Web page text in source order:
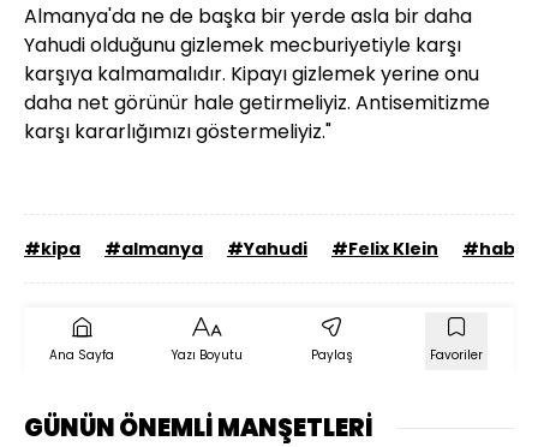
Almanya'da ne de başka bir yerde asla bir daha
Yahudi olduğunu gizlemek mecburiyetiyle karşı
karşıya kalmamalıdır. Kipayı gizlemek yerine onu
daha net görünür hale getirmeliyiz. Antisemitizme
karşı kararlığımızı göstermeliyiz."
#kipa #almanya #Yahudi #Felix Klein
Ana Sayfa Yazı Boyutu Paylaş Favoriler
GÜNÜN ÖNEMLİ MANŞETLERİ